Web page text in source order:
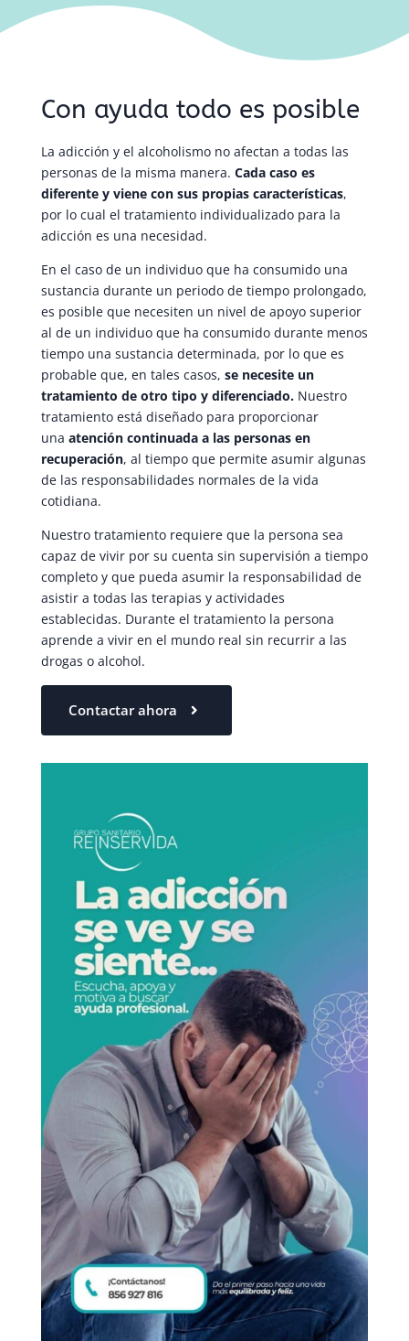
Con ayuda todo es posible
La adicción y el alcoholismo no afectan a todas las
personas de la misma manera. Cada caso es
diferente y viene con sus propias características,
por lo cual el tratamiento individualizado para la
adicción es una necesidad.
En el caso de un individuo que ha consumido una
sustancia durante un periodo de tiempo prolongado,
es posible que necesiten un nivel de apoyo superior
al de un individuo que ha consumido durante menos
tiempo una sustancia determinada, por lo que es
probable que, en tales casos, se necesite un
tratamiento de otro tipo y diferenciado.Nuestro
tratamiento está diseñado para proporcionar
una atención continuada a las personas en
recuperación, al tiempo que permite asumir algunas
de las responsabilidades normales de la vida
cotidiana.
Nuestro tratamiento requiere que la persona sea
capaz de vivir por su cuenta sin supervisión a tiempo
completo y que pueda asumir la responsabilidad de
asistir a todas las terapias y actividades
establecidas. Durante el tratamiento la persona
aprende a vivir en el mundo real sin recurrir a las
drogas o alcohol.
Contactar ahora